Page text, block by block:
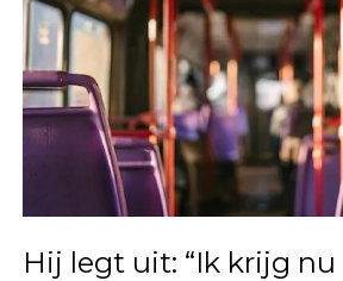
Hij legt uit: “Ik krijg nu